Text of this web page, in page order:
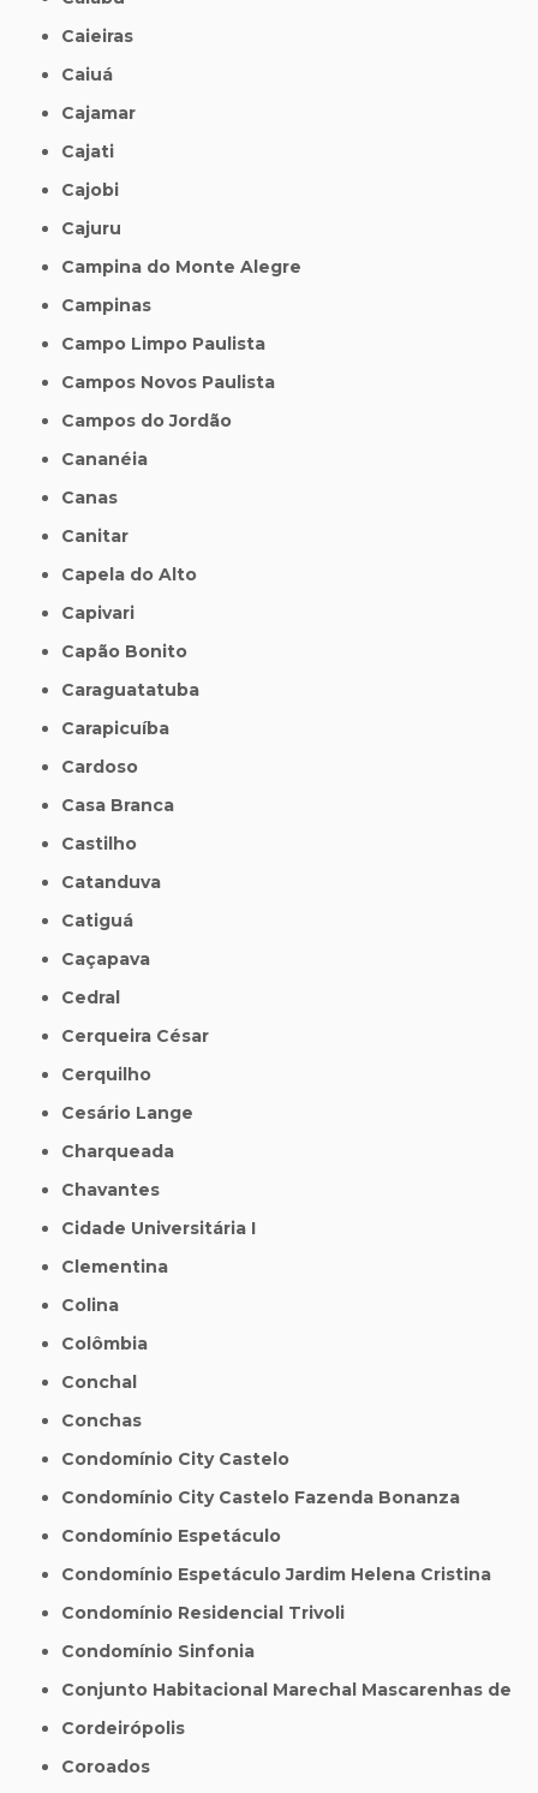
Caieiras
Caiuá
Cajamar
Cajati
Cajobi
Cajuru
Campina do Monte Alegre
Campinas
Campo Limpo Paulista
Campos Novos Paulista
Campos do Jordão
Cananéia
Canas
Canitar
Capela do Alto
Capivari
Capão Bonito
Caraguatatuba
Carapicuíba
Cardoso
Casa Branca
Castilho
Catanduva
Catiguá
Caçapava
Cedral
Cerqueira César
Cerquilho
Cesário Lange
Charqueada
Chavantes
Cidade Universitária I
Clementina
Colina
Colômbia
Conchal
Conchas
Condomínio City Castelo
Condomínio City Castelo Fazenda Bonanza
Condomínio Espetáculo
Condomínio Espetáculo Jardim Helena Cristina
Condomínio Residencial Trivoli
Condomínio Sinfonia
Conjunto Habitacional Marechal Mascarenhas de
Cordeirópolis
Coroados